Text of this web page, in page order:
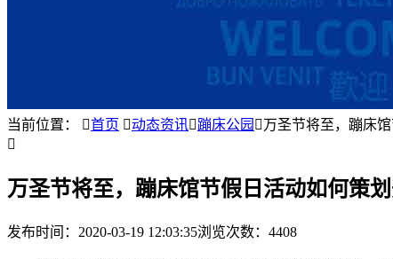
当前位置： 首页 动态资讯蹦床公园 万圣节将至，蹦床

万圣节将至，蹦床馆节假日活动如何策划
发布时间： 2020-03-19 12:03:35浏览次数：4408